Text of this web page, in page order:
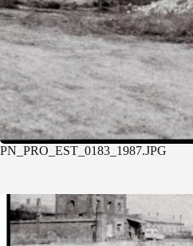
PN_PRO_EST_0183_1987.JPG